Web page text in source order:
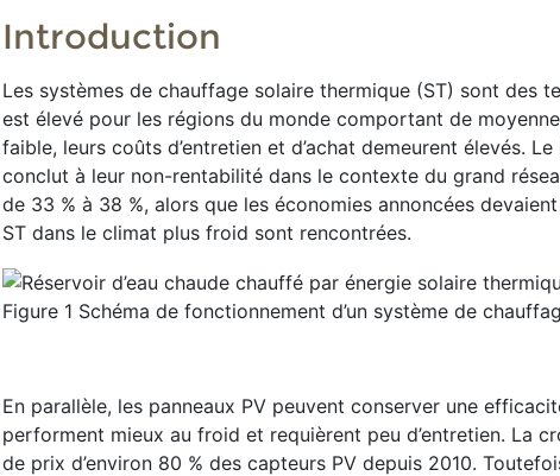
Introduction
Les systèmes de chauffage solaire thermique (ST) sont des
est élevé pour les régions du monde comportant de
faible, leurs coûts d’entretien et d’achat demeurent élevés.
conclut à leur non-rentabilité dans le contexte du grand
de 33 % à 38 %, alors que les économies annoncées
ST dans le climat plus froid sont rencontrées.
Figure 1 Schéma de fonctionnement d’un système de
En parallèle, les panneaux PV peuvent conserver une
performent mieux au froid et requièrent peu d’entretien. La
de prix d’environ 80 % des capteurs PV depuis 2010.